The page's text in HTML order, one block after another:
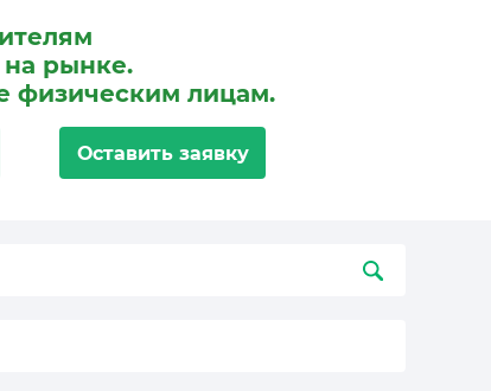
рынке.
физическим лицам.
Оставить заявку